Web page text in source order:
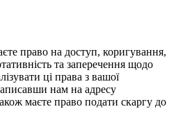
право на доступ, коригування,
та заперечення щодо
ці права з вашої
нам на адресу
маєте право подати скаргу до